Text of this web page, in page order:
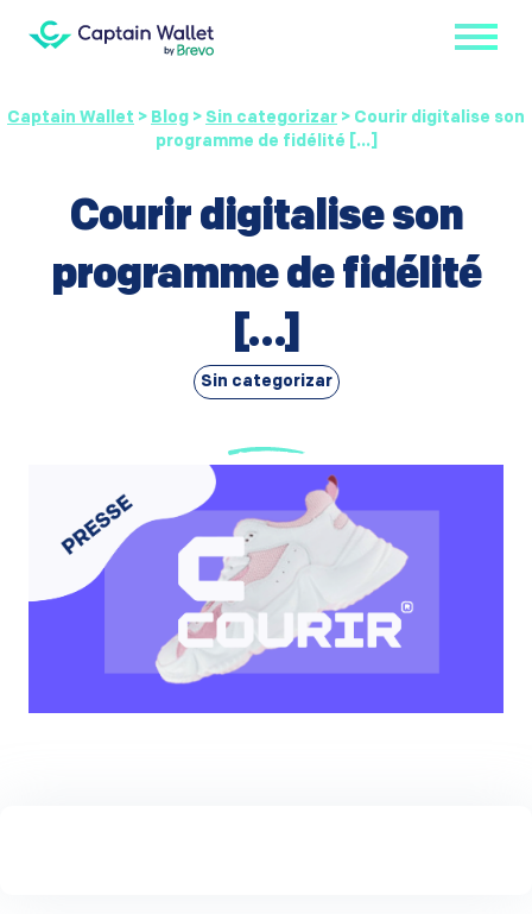
Captain Wallet > Blog > Sin categorizar > Courir digitalise son
programme de fidélité […]
Courir digitalise son
programme de fidélité
[…]
Sin categorizar